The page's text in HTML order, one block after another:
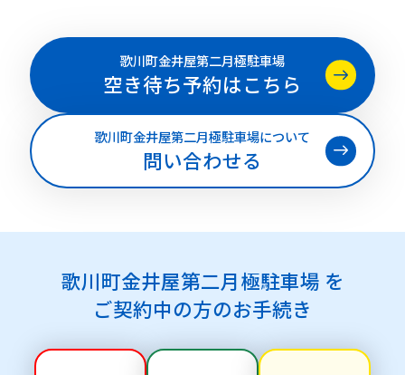
歌川町金井屋第二月極駐車場
空き待ち予約はこちら
歌川町金井屋第二月極駐車場について
問い合わせる
歌川町金井屋第二月極駐車場 を
ご契約中の方のお手続き